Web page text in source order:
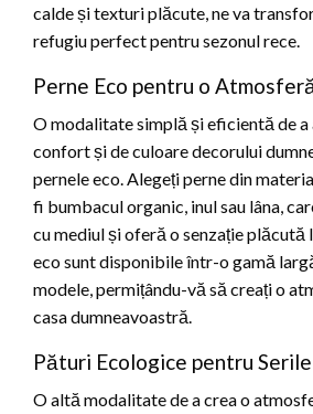
calde și texturi plăcute, ne va
refugiu perfect pentru sezonul rece.
Perne Eco pentru o
O modalitate simplă și eficientă de a
confort și de culoare decorului
pernele eco. Alegeți perne din
fi bumbacul organic, inul sau lâna,
cu mediul și oferă o senzație plăcută
eco sunt disponibile într-o gamă
modele, permițându-vă să creați o
casa dumneavoastră.
Pături Ecologice pentru
O altă modalitate de a crea o